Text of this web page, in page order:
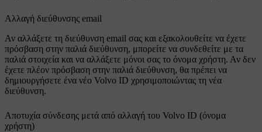
Αλλαγή διεύθυνσης email
Αν αλλάξετε τη διεύθυνση email σας και εξακολουθείτε να έχετε
πρόσβαση στην παλιά διεύθυνση, μπορείτε να συνδεθείτε με τα
παλιά στοιχεία και να αλλάξετε μόνοι σας το όνομα χρήστη. Αν δεν
έχετε πλέον πρόσβαση στην παλιά διεύθυνση, θα πρέπει να
δημιουργήσετε ένα νέο Volvo ID χρησιμοποιώντας τη νέα
διεύθυνση.
Αποτυχία σύνδεσης μετά από αλλαγή του Volvo ID (όνομα
χρήστη)